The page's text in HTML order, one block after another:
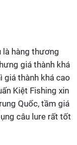
là hàng thương
giá thành khá
giá thành khá cao
Kiệt Fishing xin
Quốc, tầm giá
câu lure rất tốt